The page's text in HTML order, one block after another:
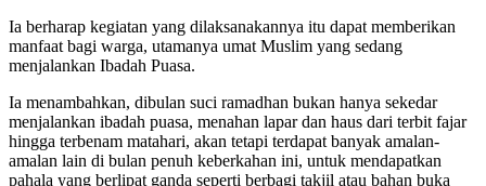
Ia berharap kegiatan yang dilaksanakannya itu dapat memberikan
manfaat bagi warga, utamanya umat Muslim yang sedang
menjalankan Ibadah Puasa.
Ia menambahkan, dibulan suci ramadhan bukan hanya sekedar
menjalankan ibadah puasa, menahan lapar dan haus dari terbit fajar
hingga terbenam matahari, akan tetapi terdapat banyak amalan-
amalan lain di bulan penuh keberkahan ini, untuk mendapatkan
pahala yang berlipat ganda seperti berbagi takjil atau bahan buka